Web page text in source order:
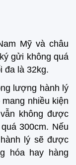
Mỹ và châu
gửi không quá
đa là 32kg.
lượng hành lý
nhiều kiện
không được
300cm. Nếu
lý sẽ được
hóa hay hàng